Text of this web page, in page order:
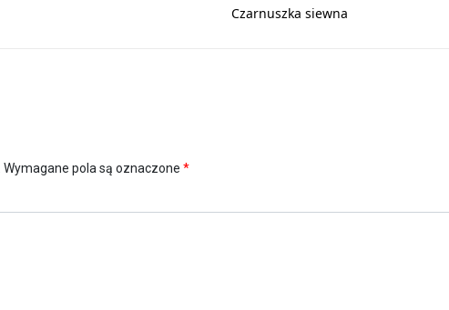
Czarnuszka siewna
Wymagane pola są oznaczone *